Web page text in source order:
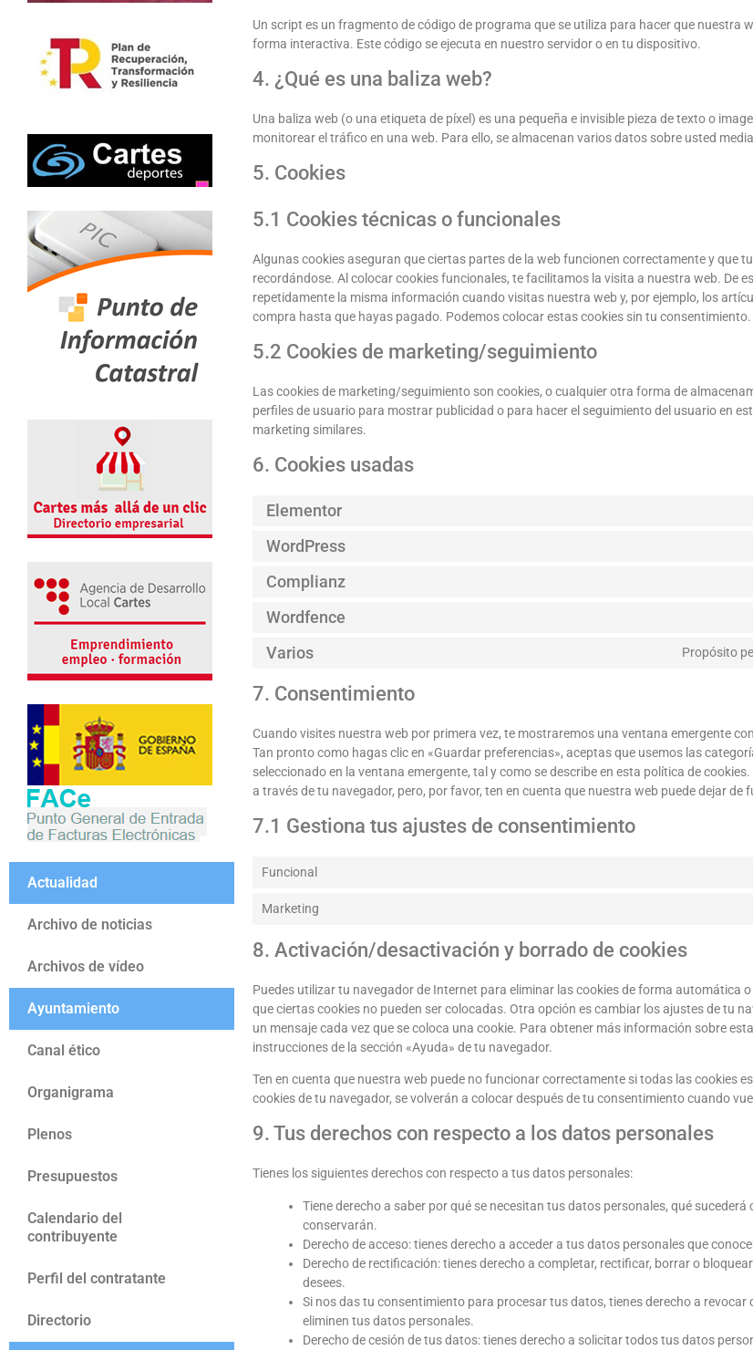
Actualidad
Archivo de noticias
Archivos de vídeo
Ayuntamiento
Canal ético
Organigrama
Plenos
Presupuestos
Calendario del
contribuyente
Perfil del contratante
Directorio
Un script es un fragmento de código de programa que se utiliza para hacer que nuestra
forma interactiva. Este código se ejecuta en nuestro servidor o en tu dispositivo.
4. ¿Qué es una baliza web?
Una baliza web (o una etiqueta de píxel) es una pequeña e invisible pieza de texto o
monitorear el tráfico en una web. Para ello, se almacenan varios datos sobre usted
5. Cookies
5.1 Cookies técnicas o funcionales
Algunas cookies aseguran que ciertas partes de la web funcionen correctamente y que
recordándose. Al colocar cookies funcionales, te facilitamos la visita a nuestra web. De
repetidamente la misma información cuando visitas nuestra web y, por ejemplo, los
compra hasta que hayas pagado. Podemos colocar estas cookies sin tu consentimiento.
5.2 Cookies de marketing/seguimiento
Las cookies de marketing/seguimiento son cookies, o cualquier otra forma de
perfiles de usuario para mostrar publicidad o para hacer el seguimiento del usuario en
marketing similares.
6. Cookies usadas
Elementor
WordPress
Complianz
Wordfence
Varios Propósito
7. Consentimiento
Cuando visites nuestra web por primera vez, te mostraremos una ventana emergente
Tan pronto como hagas clic en «Guardar preferencias», aceptas que usemos las
seleccionado en la ventana emergente, tal y como se describe en esta política de
a través de tu navegador, pero, por favor, ten en cuenta que nuestra web puede dejar de
7.1 Gestiona tus ajustes de consentimiento
Funcional
Marketing
8. Activación/desactivación y borrado de cookies
Puedes utilizar tu navegador de Internet para eliminar las cookies de forma automática
que ciertas cookies no pueden ser colocadas. Otra opción es cambiar los ajustes de tu
un mensaje cada vez que se coloca una cookie. Para obtener más información sobre
instrucciones de la sección «Ayuda» de tu navegador.
Ten en cuenta que nuestra web puede no funcionar correctamente si todas las cookies
cookies de tu navegador, se volverán a colocar después de tu consentimiento cuando
9. Tus derechos con respecto a los datos personales
Tienes los siguientes derechos con respecto a tus datos personales:
Tiene derecho a saber por qué se necesitan tus datos personales, qué
conservarán.
Derecho de acceso: tienes derecho a acceder a tus datos personales que
Derecho de rectificación: tienes derecho a completar, rectificar, borrar o
desees.
Si nos das tu consentimiento para procesar tus datos, tienes derecho a revocar
eliminen tus datos personales.
Derecho de cesión de tus datos: tienes derecho a solicitar todos tus datos